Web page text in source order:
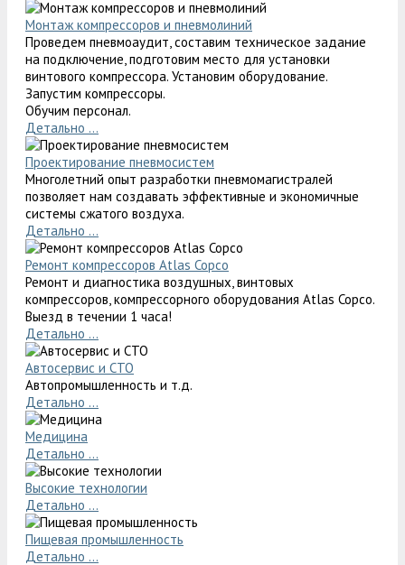
Монтаж компрессоров и пневмолиний
Проведем пневмоаудит, составим техническое задание
на подключение, подготовим место для установки
винтового компрессора. Установим оборудование.
Запустим компрессоры.
Обучим персонал.
Детально ...
Проектирование пневмосистем
Многолетний опыт разработки пневмомагистралей
позволяет нам создавать эффективные и экономичные
системы сжатого воздуха.
Детально ...
Ремонт компрессоров Atlas Copco
Ремонт и диагностика воздушных, винтовых
компрессоров, компрессорного оборудования Atlas Copco.
Выезд в течении 1 часа!
Детально ...
Автосервис и СТО
Автопромышленность и т.д.
Детально ...
Медицина
Детально ...
Высокие технологии
Детально ...
Пищевая промышленность
Детально ...